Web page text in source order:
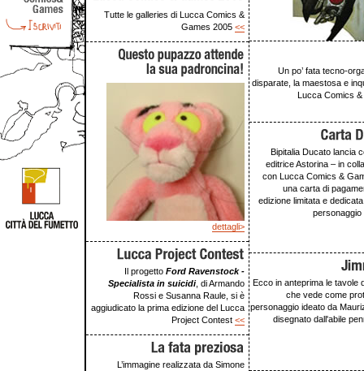
Tutte le galleries di Lucca Comics &
Games 2005 <<
dettagli>
Il progetto Ford Ravenstock -
Specialista in suicidi, di Armando
Rossi e Susanna Raule, si è
aggiudicato la prima edizione del Lucca
Project Contest <<
L’immagine realizzata da Simone
Un po’ fata tecno-
disparate, la maestosa e
Lucca Comics
Bipitalia Ducato lancia
editrice Astorina – in
con Lucca Comics &
una carta di
edizione limitata e
personaggio
Ecco in anteprima le tavole
che vede come
personaggio ideato da
disegnato dall'abile